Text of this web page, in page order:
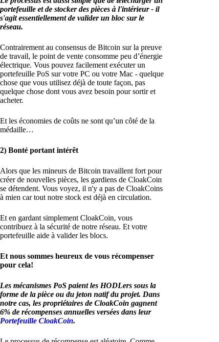
portefeuille et de stocker des pièces à l'intérieur - il
s'agit essentiellement de valider un bloc sur le
réseau.
Contrairement au consensus de Bitcoin sur la preuve
de travail, le point de vente consomme peu d’énergie
électrique. Vous pouvez facilement exécuter un
portefeuille PoS sur votre PC ou votre Mac - quelque
chose que vous utilisez déjà de toute façon, pas
quelque chose dont vous avez besoin pour sortir et
acheter.
Et les économies de coûts ne sont qu’un côté de la
médaille…
2) Bonté portant intérêt
Alors que les mineurs de Bitcoin travaillent fort pour
créer de nouvelles pièces, les gardiens de CloakCoin
se détendent. Vous voyez, il n'y a pas de CloakCoins
à mien car tout notre stock est déjà en circulation.
Et en gardant simplement CloakCoin, vous
contribuez à la sécurité de notre réseau. Et votre
portefeuille aide à valider les blocs.
Et nous sommes heureux de vous récompenser
pour cela!
Les mécanismes PoS paient les HODLers sous la
forme de la pièce ou du jeton natif du projet. Dans
notre cas, les propriétaires de CloakCoin gagnent
6% de récompenses annuelles versées dans leur
Portefeuille CloakCoin.